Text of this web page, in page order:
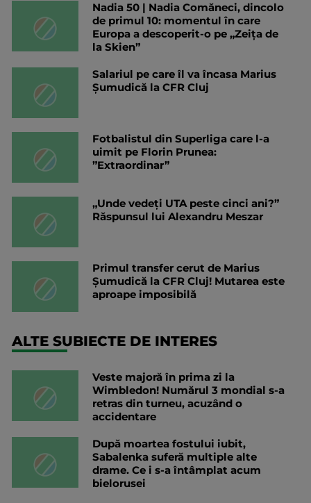
Nadia 50 | Nadia Comăneci, dincolo
de primul 10: momentul în care
Europa a descoperit-o pe „Zeița de
la Skien”
Salariul pe care îl va încasa Marius
Șumudică la CFR Cluj
Fotbalistul din Superliga care l-a
uimit pe Florin Prunea:
”Extraordinar”
„Unde vedeți UTA peste cinci ani?”
Răspunsul lui Alexandru Meszar
Primul transfer cerut de Marius
Șumudică la CFR Cluj! Mutarea este
aproape imposibilă
ALTE SUBIECTE DE INTERES
Veste majoră în prima zi la
Wimbledon! Numărul 3 mondial s-a
retras din turneu, acuzând o
accidentare
După moartea fostului iubit,
Sabalenka suferă multiple alte
drame. Ce i s-a întâmplat acum
bielorusei